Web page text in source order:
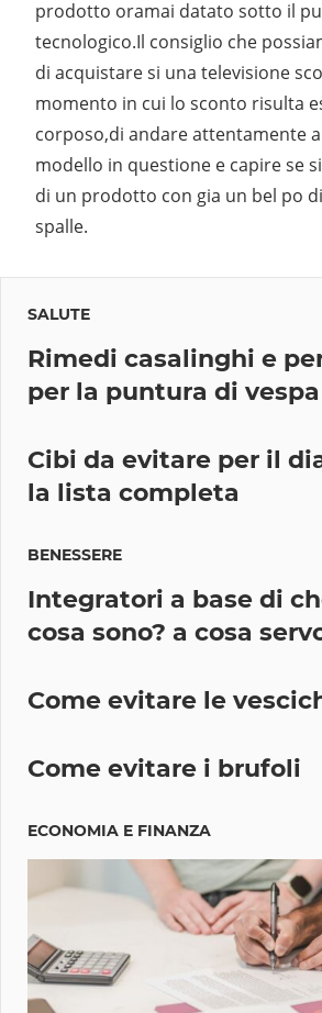
prodotto oramai datato sotto il
tecnologico.Il consiglio che
di acquistare si una televisione
momento in cui lo sconto risulta
corposo,di andare attentamente
modello in questione e capire se
di un prodotto con gia un bel po
spalle.
SALUTE
Rimedi casalinghi e
per la puntura di vespa
Cibi da evitare per il
la lista completa
BENESSERE
Integratori a base di
cosa sono? a cosa
Come evitare le
Come evitare i brufoli
ECONOMIA E FINANZA